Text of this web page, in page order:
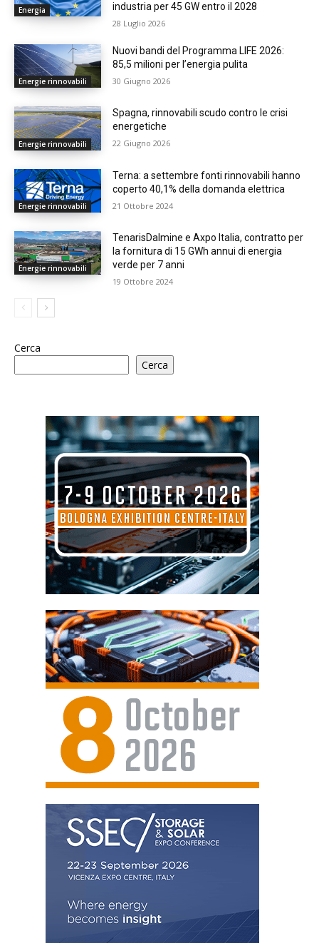
Energia
industria per 45 GW entro il 2028
28 Luglio 2026
Energie rinnovabili
Nuovi bandi del Programma LIFE 2026:
85,5 milioni per l’energia pulita
30 Giugno 2026
Energie rinnovabili
Spagna, rinnovabili scudo contro le crisi
energetiche
22 Giugno 2026
Energie rinnovabili
Terna: a settembre fonti rinnovabili hanno
coperto 40,1% della domanda elettrica
21 Ottobre 2024
Energie rinnovabili
TenarisDalmine e Axpo Italia, contratto per
la fornitura di 15 GWh annui di energia
verde per 7 anni
19 Ottobre 2024
Cerca
Cerca